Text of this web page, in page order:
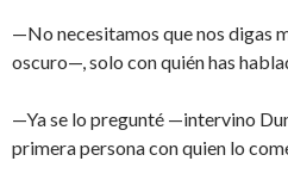
—No necesitamos que nos digas
oscuro—, solo con quién has
—Ya se lo pregunté —intervino
primera persona con quien lo